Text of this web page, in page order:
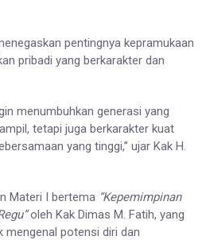
pentingnya kepramukaan
pribadi yang berkarakter dan
menumbuhkan generasi yang
tetapi juga berkarakter kuat
yang tinggi,” ujar Kak H.
Materi I bertema “Kepemimpinan
oleh Kak Dimas M. Fatih, yang
mengenal potensi diri dan